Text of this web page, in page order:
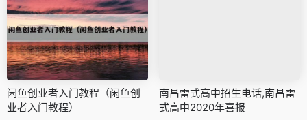
闲鱼创业者入门教程（闲鱼创
业者入门教程）
南昌雷式高中招生电话,南昌雷
式高中2020年喜报